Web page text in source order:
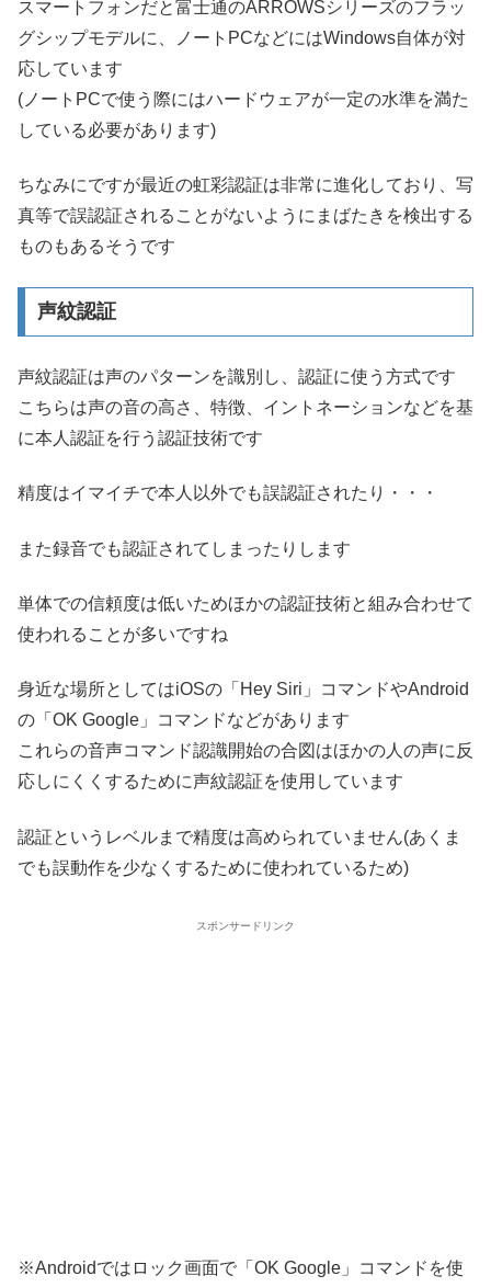
スマートフォンだと富士通のARROWSシリーズのフラッ
グシップモデルに、ノートPCなどにはWindows自体が対
応しています
(ノートPCで使う際にはハードウェアが一定の水準を満た
している必要があります)
ちなみにですが最近の虹彩認証は非常に進化しており、写
真等で誤認証されることがないようにまばたきを検出する
ものもあるそうです
声紋認証
声紋認証は声のパターンを識別し、認証に使う方式です
こちらは声の音の高さ、特徴、イントネーションなどを基
に本人認証を行う認証技術です
精度はイマイチで本人以外でも誤認証されたり・・・
また録音でも認証されてしまったりします
単体での信頼度は低いためほかの認証技術と組み合わせて
使われることが多いですね
身近な場所としてはiOSの「Hey Siri」コマンドやAndroid
の「OK Google」コマンドなどがあります
これらの音声コマンド認識開始の合図はほかの人の声に反
応しにくくするために声紋認証を使用しています
認証というレベルまで精度は高められていません(あくま
でも誤動作を少なくするために使われているため)
スポンサードリンク
※Androidではロック画面で「OK Google」コマンドを使